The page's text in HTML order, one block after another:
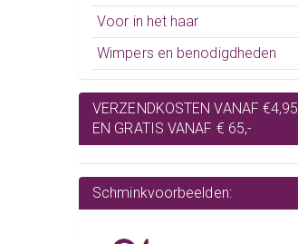
Voor in het haar
Wimpers en benodigdheden
VERZENDKOSTEN VANAF €4,95
EN GRATIS VANAF € 65,-
Schminkvoorbeelden: